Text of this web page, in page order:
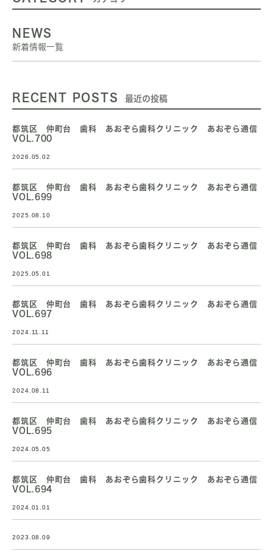
NEWS
新着情報一覧
RECENT POSTS 最近の投稿
都筑区 仲町台 歯科 あおぞら歯科クリニック あおぞら通信
VOL.700
2026.05.02
都筑区 仲町台 歯科 あおぞら歯科クリニック あおぞら通信
VOL.699
2025.08.10
都筑区 仲町台 歯科 あおぞら歯科クリニック あおぞら通信
VOL.698
2025.05.01
都筑区 仲町台 歯科 あおぞら歯科クリニック あおぞら通信
VOL.697
2024.11.11
都筑区 仲町台 歯科 あおぞら歯科クリニック あおぞら通信
VOL.696
2024.08.11
都筑区 仲町台 歯科 あおぞら歯科クリニック あおぞら通信
VOL.695
2024.05.05
都筑区 仲町台 歯科 あおぞら歯科クリニック あおぞら通信
VOL.694
2024.01.01
2023.08.09